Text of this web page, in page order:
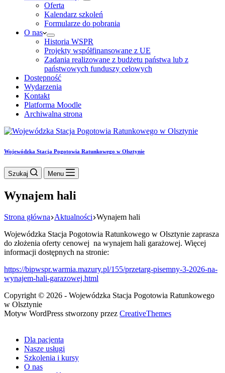
Oferta
Kalendarz szkoleń
Formularze do pobrania
O nas
Historia WSPR
Projekty współfinansowane z UE
Zadania realizowane z budżetu państwa lub z
państwowych funduszy celowych
Dostępność
Wydarzenia
Kontakt
Platforma Moodle
Archiwalna strona
Wojewódzka Stacja Pogotowia Ratunkowego w Olsztynie
Szukaj Menu
Wynajem hali
Strona główna Aktualności Wynajem hali
Wojewódzka Stacja Pogotowia Ratunkowego w Olsztynie zaprasza
do złożenia oferty cenowej na wynajem hali garażowej. Więcej
informacji dostępnych na stronie:
https://bipwspr.warmia.mazury.pl/155/przetarg-pisemny-3-2026-na-
wynajem-hali-garazowej.html
Copyright © 2026 - Wojewódzka Stacja Pogotowia Ratunkowego
w Olsztynie
Motyw WordPress stworzony przez CreativeThemes
Dla pacjenta
Nasze usługi
Szkolenia i kursy
O nas